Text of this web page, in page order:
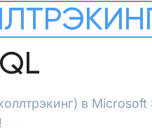
в Microsoft